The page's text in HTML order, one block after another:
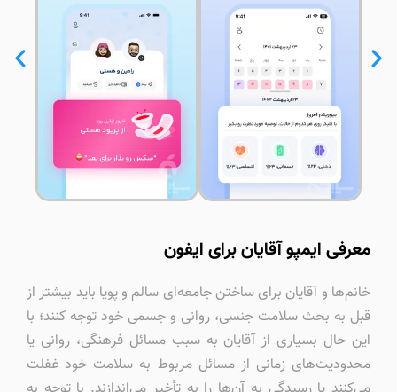
معرفی ایمپو آقایان برای ایفون
خانم‌ها و آقایان برای ساختن جامعه‌ای سالم و پویا باید بیشتر از
قبل به بحث سلامت جنسی، روانی و جسمی خود توجه کنند؛ با
این حال بسیاری از آقایان به سبب مسائل فرهنگی، روانی یا
محدودیت‌های زمانی از مسائل مربوط به سلامت خود غفلت